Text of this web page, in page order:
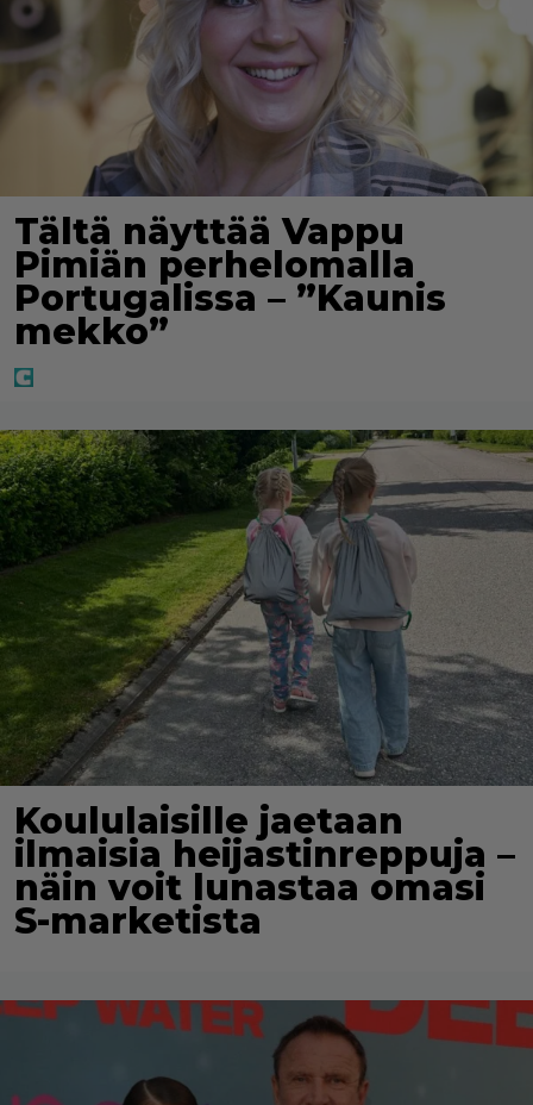
Tältä näyttää Vappu
Pimiän perhelomalla
Portugalissa – ”Kaunis
mekko”
Koululaisille jaetaan
ilmaisia heijastinreppuja –
näin voit lunastaa omasi
S-marketista